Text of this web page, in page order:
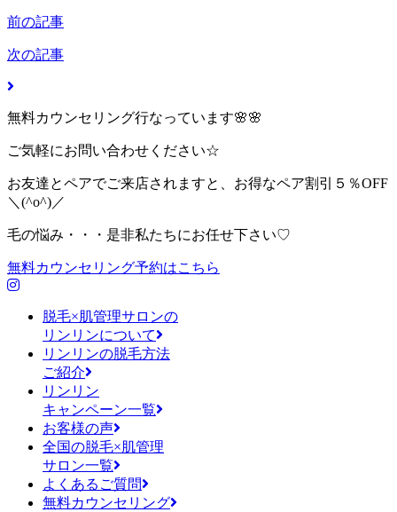
前の記事
次の記事
無料カウンセリング行なっています🌸🌸
ご気軽にお問い合わせください☆
お友達とペアでご来店されますと、お得なペア割引５％OFF
＼(^o^)／
毛の悩み・・・是非私たちにお任せ下さい♡
無料カウンセリング予約はこちら
脱毛×肌管理サロンの
リンリンについて
リンリンの脱毛方法
ご紹介
リンリン
キャンペーン一覧
お客様の声
全国の脱毛×肌管理
サロン一覧
よくあるご質問
無料カウンセリング